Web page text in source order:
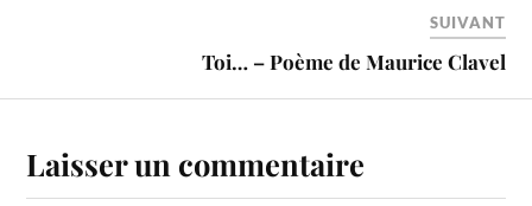
SUIVANT
Toi… – Poème de Maurice Clavel
Laisser un commentaire